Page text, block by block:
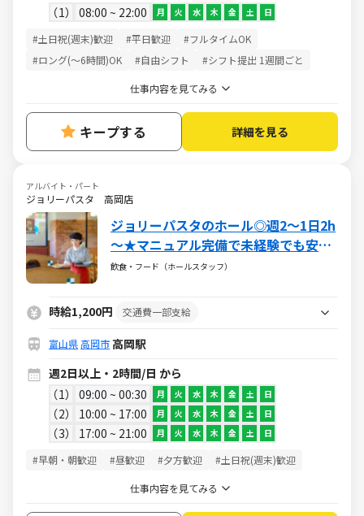
1
08:00 ~ 22:00 月 火 水 木 金 土 日
#土日祝(週末)歓迎 #平日歓迎
#フルタイムOK
#ロング(～6時間)OK
#自由シフト #シフト提出 1週間ごと
仕事内容を見てみる
キープする 詳細を見る
アルバイト・パート
ジョリーパスタ 高岡店
ジョリーパスタのホール◎週2～1日2h
～★マニュアル完備で未経験でも安
心！
飲食・フード（ホールスタッフ）
時給1,200円 交通費一部支給
富山県高岡市 高岡駅
週2日以上・2時間/日 から
1
09:00 ~ 00:30 月 火 水 木 金 土 日
2 10:00 ~ 17:00 月 火 水 木 金 土 日
3 17:00 ~ 21:00 月 火 水 木 金 土 日
#早朝・朝歓迎 #昼歓迎 #夕方歓迎 #土日祝(週末)歓迎
仕事内容を見てみる